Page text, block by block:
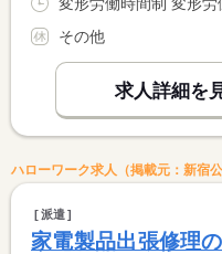
その他
求人詳細を
ハローワーク求人（掲載元：新宿公
派遣
家電製品出張修理